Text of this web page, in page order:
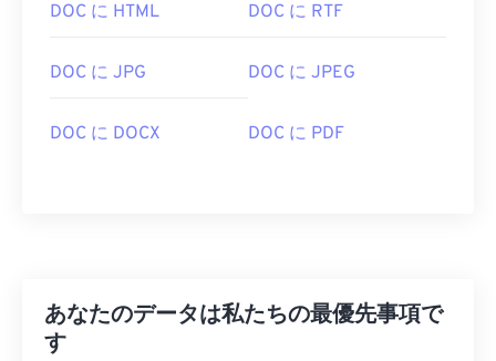
DOC に HTML DOC に RTF
DOC に JPG DOC に JPEG
DOC に DOCX DOC に PDF
あなたのデータは私たちの最優先事項で
す